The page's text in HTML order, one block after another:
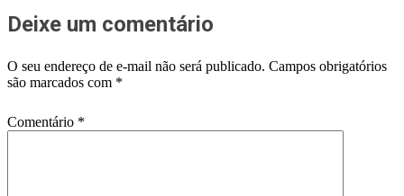
Deixe um comentário
O seu endereço de e-mail não será publicado. Campos obrigatórios
são marcados com *
Comentário *